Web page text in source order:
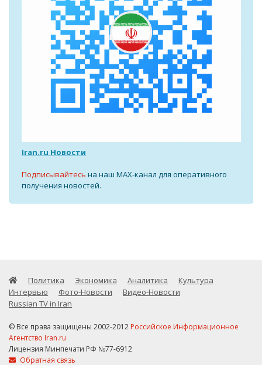
Iran.ru Новости
Подписывайтесь на наш MAX-канал для оперативного
получения новостей.
Политика Экономика Аналитика
Культура
Интервью
Фото-Новости
Видео-Новости
Russian TV in Iran
© Все права защищены 2002-2012 Российское Информационное
Агентство Iran.ru
Лицензия Минпечати РФ №77-6912
Обратная связь